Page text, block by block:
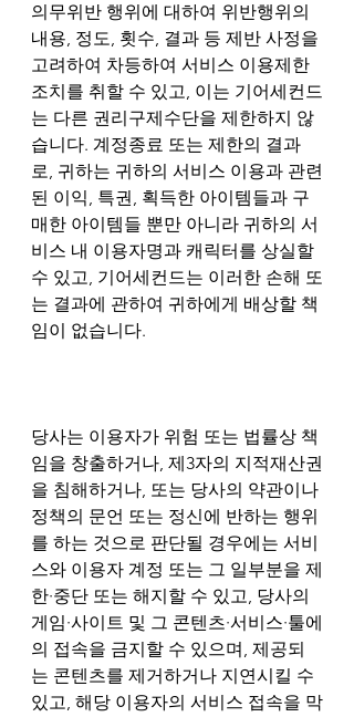
의무위반 행위에 대하여 위반행위의
내용, 정도, 횟수, 결과 등 제반 사정을
고려하여 차등하여 서비스 이용제한
조치를 취할 수 있고, 이는 기어세컨드
는 다른 권리구제수단을 제한하지 않
습니다. 계정종료 또는 제한의 결과
로, 귀하는 귀하의 서비스 이용과 관련
된 이익, 특권, 획득한 아이템들과 구
매한 아이템들 뿐만 아니라 귀하의 서
비스 내 이용자명과 캐릭터를 상실할
수 있고, 기어세컨드는 이러한 손해 또
는 결과에 관하여 귀하에게 배상할 책
임이 없습니다.
당사는 이용자가 위험 또는 법률상 책
임을 창출하거나, 제3자의 지적재산권
을 침해하거나, 또는 당사의 약관이나
정책의 문언 또는 정신에 반하는 행위
를 하는 것으로 판단될 경우에는 서비
스와 이용자 계정 또는 그 일부분을 제
한∙중단 또는 해지할 수 있고, 당사의
게임∙사이트 및 그 콘텐츠∙서비스∙툴에
의 접속을 금지할 수 있으며, 제공되
는 콘텐츠를 제거하거나 지연시킬 수
있고, 해당 이용자의 서비스 접속을 막